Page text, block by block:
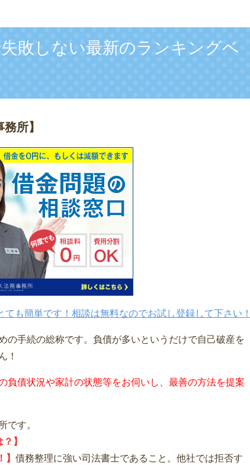
敗しない最新のランキングベ
所】
も簡単です！相談は無料なのでお試し登録して下さい！
の手続の総称です。負債が多いというだけで自己破産を
！
負債状況や家計の状態等をお伺いし、最善の方法を提案
です。
】
債務整理に強い司法書士であること。他社では拒否す